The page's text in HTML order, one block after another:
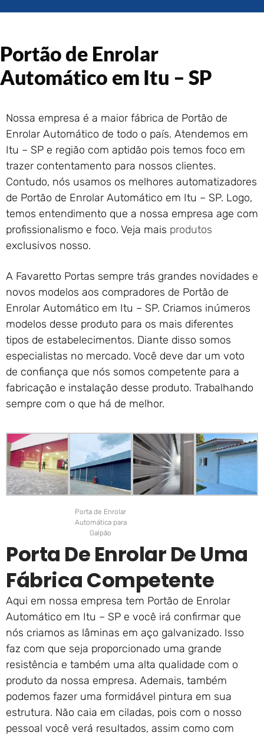
Portão de Garagem de
Enrolar em Queimados – RJ
Portão de Garagem de
Enrolar em Petrópolis – RJ
Enrolar em Paraty – RJ
Portão de Garagem de
Enrolar em Nova Iguaçu – RJ
Portão de Garagem de
Enrolar em Nova Friburgo –
RJ
Portão de Enrolar
Automático em Itu – SP
Nossa empresa é a maior fábrica de Portão de
Enrolar Automático de todo o país. Atendemos em
Itu – SP e região com aptidão pois temos foco em
trazer contentamento para nossos clientes.
Contudo, nós usamos os melhores automatizadores
de Portão de Enrolar Automático em Itu – SP. Logo,
temos entendimento que a nossa empresa age com
profissionalismo e foco. Veja mais produtos
exclusivos nosso.
A Favaretto Portas sempre trás grandes novidades e
novos modelos aos compradores de Portão de
Enrolar Automático em Itu – SP. Criamos inúmeros
modelos desse produto para os mais diferentes
tipos de estabelecimentos. Diante disso somos
especialistas no mercado. Você deve dar um voto
de confiança que nós somos competente para a
fabricação e instalação desse produto. Trabalhando
sempre com o que há de melhor.
Porta de Enrolar
Automática para
Galpão
Porta De Enrolar De Uma
Fábrica Competente
Aqui em nossa empresa tem Portão de Enrolar
Automático em Itu – SP e você irá confirmar que
nós criamos as lâminas em aço galvanizado. Isso
faz com que seja proporcionado uma grande
resistência e também uma alta qualidade com o
produto da nossa empresa. Ademais, também
podemos fazer uma formidável pintura em sua
estrutura. Não caia em ciladas, pois com o nosso
pessoal você verá resultados, assim como com